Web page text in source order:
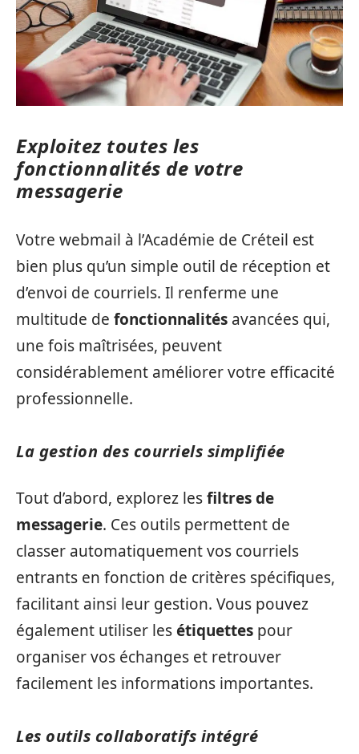
Exploitez toutes les
fonctionnalités de votre
messagerie
Votre webmail à l’Académie de Créteil est
bien plus qu’un simple outil de réception et
d’envoi de courriels. Il renferme une
multitude de fonctionnalités avancées qui,
une fois maîtrisées, peuvent
considérablement améliorer votre efficacité
professionnelle.
La gestion des courriels simplifiée
Tout d’abord, explorez lesfiltres de
messagerie. Ces outils permettent de
classer automatiquement vos courriels
entrants en fonction de critères spécifiques,
facilitant ainsi leur gestion. Vous pouvez
également utiliser lesétiquettes pour
organiser vos échanges et retrouver
facilement les informations importantes.
Les outils collaboratifs intégré